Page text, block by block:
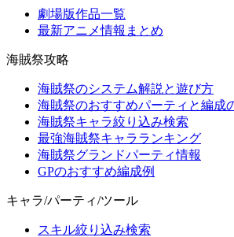
劇場版作品一覧
最新アニメ情報まとめ
海賊祭攻略
海賊祭のシステム解説と遊び方
海賊祭のおすすめパーティと編成
海賊祭キャラ絞り込み検索
最強海賊祭キャラランキング
海賊祭グランドパーティ情報
GPのおすすめ編成例
キャラ/パーティ/ツール
スキル絞り込み検索